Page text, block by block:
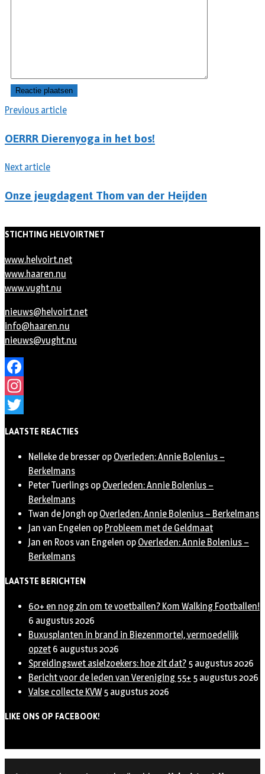
Previous article
OERRR Dierenyoga in het bos!
Next article
Onze jeugdagent Thom van der Heijden
STICHTING HELVOIRTNET
www.helvoirt.net
www.haaren.nu
www.vught.nu
nieuws@helvoirt.net
info@haaren.nu
nieuws@vught.nu
Facebook
Instagram
LAATSTE REACTIES
Nelleke de bresser op Overleden: Annie Bolenius –
Berkelmans
Peter Tuerlings op Overleden: Annie Bolenius –
Berkelmans
Twan de Jongh op Overleden: Annie Bolenius – Berkelmans
Jan van Engelen op Probleem met de Geldmaat
Jan en Roos van Engelen op Overleden: Annie Bolenius –
Berkelmans
LAATSTE BERICHTEN
60+ en nog zin om te voetballen? Kom Walking Footballen!
6 augustus 2026
Buxusplanten in brand in Biezenmortel, vermoedelijk
opzet 6 augustus 2026
Spreidingswet asielzoekers: hoe zit dat? 5 augustus 2026
Bericht voor de leden van Vereniging 55+ 5 augustus 2026
Valse collecte KVW 5 augustus 2026
LIKE ONS OP FACEBOOK!